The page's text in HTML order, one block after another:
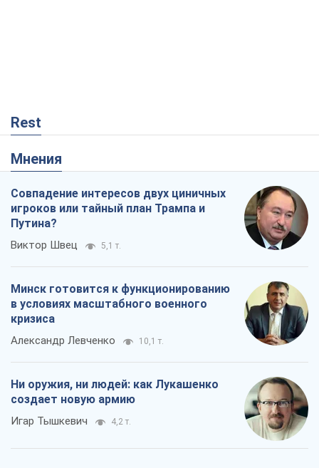
Rest
Мнения
Совпадение интересов двух циничных
игроков или тайный план Трампа и
Путина?
Виктор Швец 5,1 т.
Минск готовится к функционированию
в условиях масштабного военного
кризиса
Александр Левченко 10,1 т.
Ни оружия, ни людей: как Лукашенко
создает новую армию
Игар Тышкевич 4,2 т.